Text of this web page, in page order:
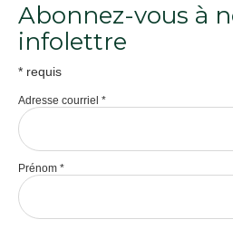
Abonnez-vous à
infolettre
* requis
Adresse courriel *
Prénom *